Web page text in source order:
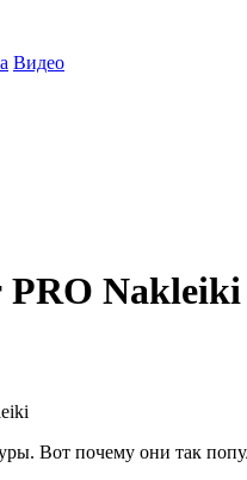
Видео
PRO Nakleiki
Вот почему они так